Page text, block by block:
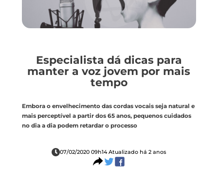
Especialista dá dicas para
manter a voz jovem por mais
tempo
Embora o envelhecimento das cordas vocais seja natural e
mais perceptível a partir dos 65 anos, pequenos cuidados
no dia a dia podem retardar o processo
07/02/2020 09h14 Atualizado há 2 anos